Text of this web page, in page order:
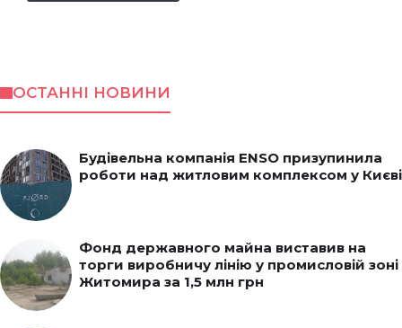
ОСТАННІ НОВИНИ
Будівельна компанія ENSO призупинила
роботи над житловим комплексом у Києві
Фонд державного майна виставив на
торги виробничу лінію у промисловій зоні
Житомира за 1,5 млн грн